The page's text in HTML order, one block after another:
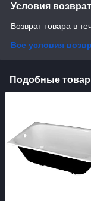
Условия
Возврат товара в
Все условия
Подобные